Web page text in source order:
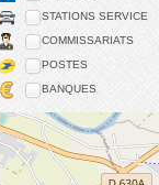
STATIONS SERVICE
COMMISSARIATS
POSTES
BANQUES